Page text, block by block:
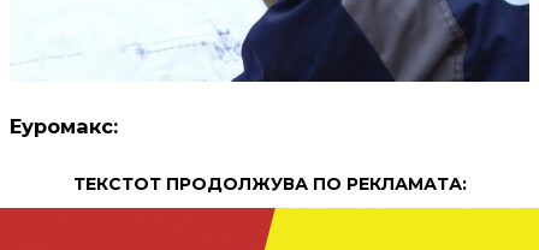
Еуромакс:
ТЕКСТОТ ПРОДОЛЖУВА ПО РЕКЛАМАТА: